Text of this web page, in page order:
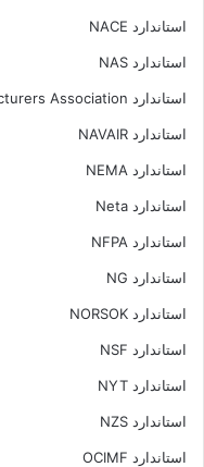
استاندارد NACE
استاندارد NAS
استاندارد National Electrical Manufacturers Association
استاندارد NAVAIR
استاندارد NEMA
استاندارد Neta
استاندارد NFPA
استاندارد NG
استاندارد NORSOK
استاندارد NSF
استاندارد NYT
استاندارد NZS
استاندارد OCIMF